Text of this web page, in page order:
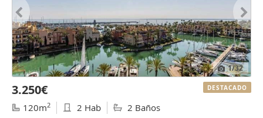
1/32
3.250€
120m2 2 Hab 2 Baños
DESTACADO